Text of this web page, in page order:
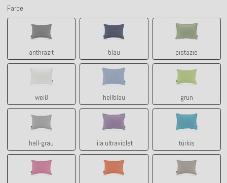
Farbe
anthrazit
anthrazit
blau
blau
pistazie
pistazie
weiß hellblau
hellblau
grün
grün
hell-grau
hell-grau
lila ultraviolet
lila ultraviolet
türkis
türkis
pink orange taupe